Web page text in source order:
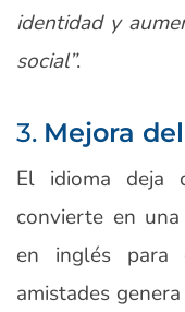
identidad y
social”.
3. Mejora
El idioma deja
convierte en
en inglés para
amistades